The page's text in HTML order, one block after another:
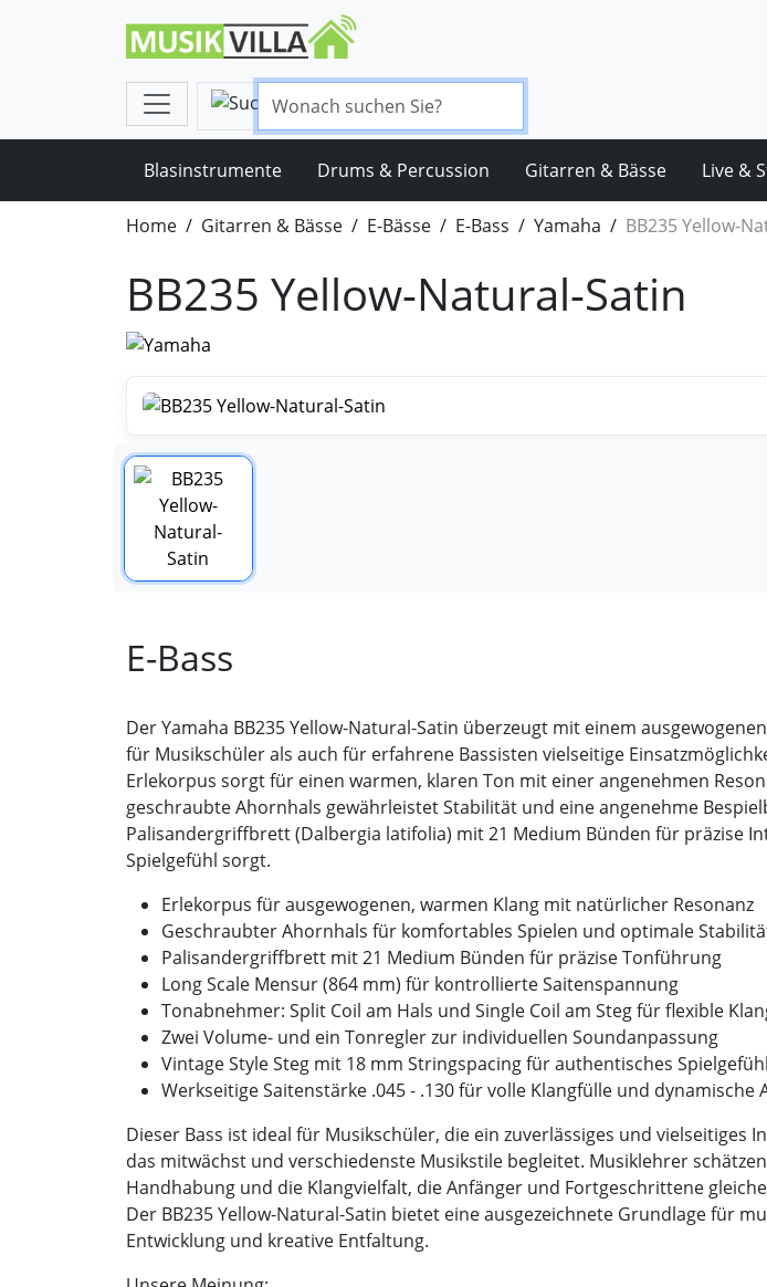
Blasinstrumente Drums & Percussion Gitarren & Bässe Live &
Home Gitarren & Bässe E-Bässe E-Bass Yamaha BB235 Yellow-
BB235 Yellow-Natural-Satin
E-Bass
Der Yamaha BB235 Yellow-Natural-Satin überzeugt mit einem
für Musikschüler als auch für erfahrene Bassisten vielseitige
Erlekorpus sorgt für einen warmen, klaren Ton mit einer angenehmen
geschraubte Ahornhals gewährleistet Stabilität und eine angenehme
Palisandergriffbrett (Dalbergia latifolia) mit 21 Medium Bünden für präzise
Spielgefühl sorgt.
Erlekorpus für ausgewogenen, warmen Klang mit natürlicher Resonanz
Geschraubter Ahornhals für komfortables Spielen und optimale
Palisandergriffbrett mit 21 Medium Bünden für präzise Tonführung
Long Scale Mensur (864 mm) für kontrollierte Saitenspannung
Tonabnehmer: Split Coil am Hals und Single Coil am Steg für flexible
Zwei Volume- und ein Tonregler zur individuellen Soundanpassung
Vintage Style Steg mit 18 mm Stringspacing für authentisches Spielgefühl
Werkseitige Saitenstärke .045 - .130 für volle Klangfülle und dynamische
Dieser Bass ist ideal für Musikschüler, die ein zuverlässiges und vielseitiges
das mitwächst und verschiedenste Musikstile begleitet. Musiklehrer
Handhabung und die Klangvielfalt, die Anfänger und Fortgeschrittene
Der BB235 Yellow-Natural-Satin bietet eine ausgezeichnete Grundlage für
Entwicklung und kreative Entfaltung.